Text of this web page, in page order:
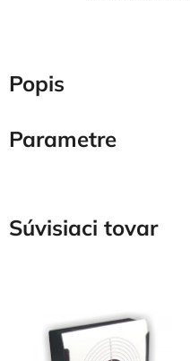
Popis
Parametre
Súvisiaci tovar